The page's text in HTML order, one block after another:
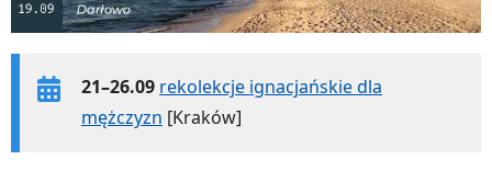
21–26.09 rekolekcje ignacjańskie dla
mężczyzn [Kraków]